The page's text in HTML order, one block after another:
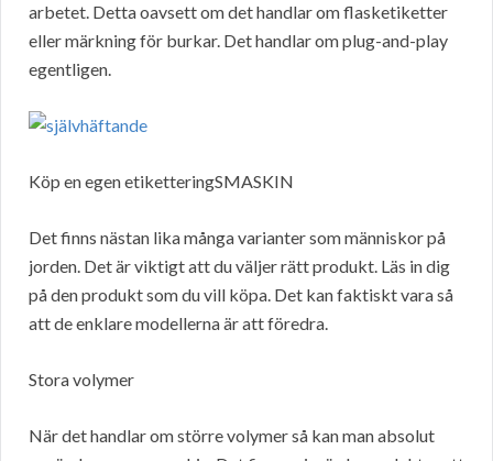
arbetet. Detta oavsett om det handlar om flasketiketter
eller märkning för burkar. Det handlar om plug-and-play
egentligen.
Köp en egen etiketteringSMASKIN
Det finns nästan lika många varianter som människor på
jorden. Det är viktigt att du väljer rätt produkt. Läs in dig
på den produkt som du vill köpa. Det kan faktiskt vara så
att de enklare modellerna är att föredra.
Stora volymer
När det handlar om större volymer så kan man absolut